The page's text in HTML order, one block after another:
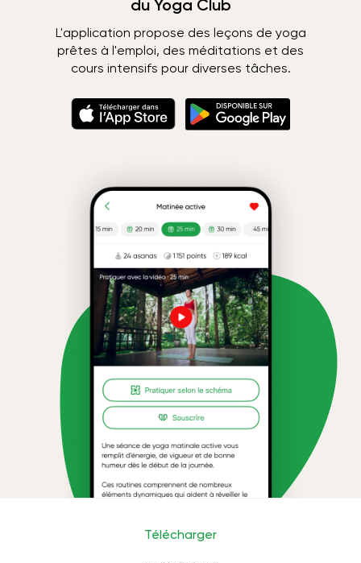
du Yoga Club
L'application propose des leçons de yoga
prêtes à l'emploi, des méditations et des
cours intensifs pour diverses tâches.
Télécharger